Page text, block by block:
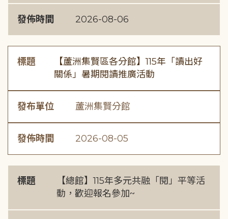
發佈時間 2026-08-06
標題
【蘆洲集賢區各分館】115年「讀出好
關係」暑期閱讀推廣活動
發布單位 蘆洲集賢分館
發佈時間 2026-08-05
標題
【總館】115年多元共融「閱」平等活
動，歡迎報名參加~